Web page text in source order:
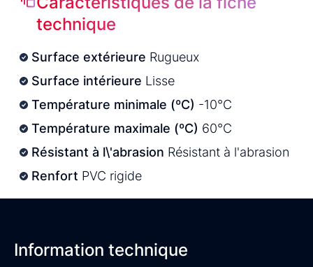
technique
Surface extérieure Rugueux
Surface intérieure Lisse
Température minimale (ºC) -10°C
Température maximale (ºC) 60°C
Résistant à l\'abrasion Résistant à l'abrasion
Renfort PVC rigide
Information technique